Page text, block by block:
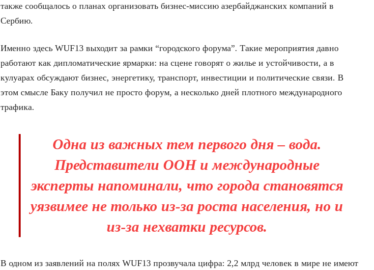
также сообщалось о планах организовать бизнес-миссию азербайджанских компаний в
Сербию.
Именно здесь WUF13 выходит за рамки “городского форума”. Такие мероприятия давно
работают как дипломатические ярмарки: на сцене говорят о жилье и устойчивости, а в
кулуарах обсуждают бизнес, энергетику, транспорт, инвестиции и политические связи. В
этом смысле Баку получил не просто форум, а несколько дней плотного международного
трафика.
Одна из важных тем первого дня – вода.
Представители ООН и международные
эксперты напоминали, что города становятся
уязвимее не только из-за роста населения, но и
из-за нехватки ресурсов.
В одном из заявлений на полях WUF13 прозвучала цифра: 2,2 млрд человек в мире не имеют